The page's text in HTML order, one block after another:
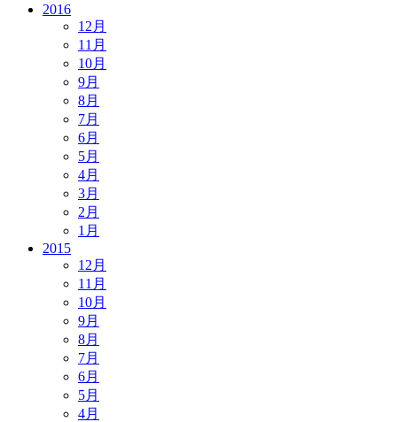
2016
12月
11月
10月
9月
8月
7月
6月
5月
4月
3月
2月
1月
2015
12月
11月
10月
9月
8月
7月
6月
5月
4月